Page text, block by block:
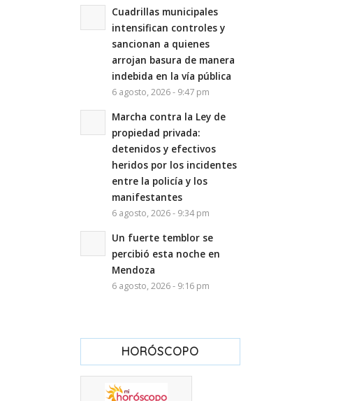
Cuadrillas municipales
intensifican controles y
sancionan a quienes
arrojan basura de manera
indebida en la vía pública
6 agosto, 2026 - 9:47 pm
Marcha contra la Ley de
propiedad privada:
detenidos y efectivos
heridos por los incidentes
entre la policía y los
manifestantes
6 agosto, 2026 - 9:34 pm
Un fuerte temblor se
percibió esta noche en
Mendoza
6 agosto, 2026 - 9:16 pm
HORÓSCOPO